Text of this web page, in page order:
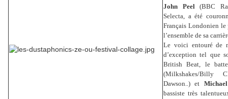
John Peel(BBC
Selecta, a été
Français Londonien
l’ensemble de sa
Le voici entouré de
d’exception tel que
British Beat, le
(Milkshakes/Billy
Dawson..) et
bassiste très